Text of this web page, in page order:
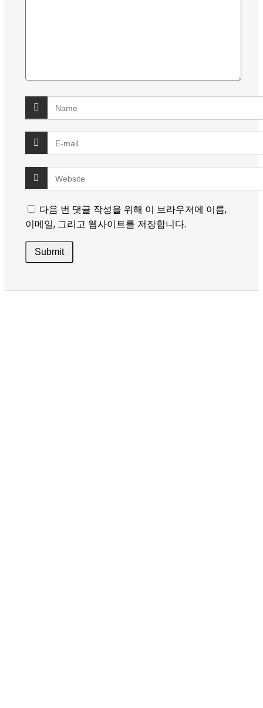
다음 번 댓글 작성을 위해 이 브라우저에 이름,
이메일, 그리고 웹사이트를 저장합니다.